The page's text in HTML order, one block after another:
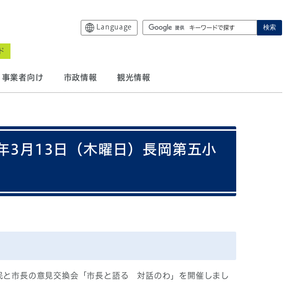
Language 検索
事業者向け 市政情報 観光情報
3月13日（木曜日）長岡第五小
市長の意見交換会「市長と語る 対話のわ」を開催しまし